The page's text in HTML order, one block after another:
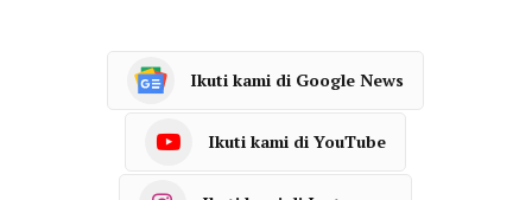
Ikuti kami di Google News
Ikuti kami di YouTube